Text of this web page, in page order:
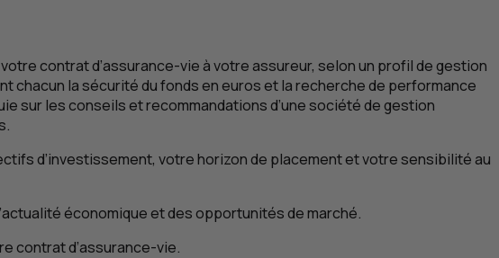
contrat d’assurance-vie à votre assureur, selon un profil de gestion
chacun la sécurité du fonds en euros et la recherche de performance
sur les conseils et recommandations d’une société de gestion
d’investissement, votre horizon de placement et votre sensibilité au
économique et des opportunités de marché.
contrat d’assurance-vie.